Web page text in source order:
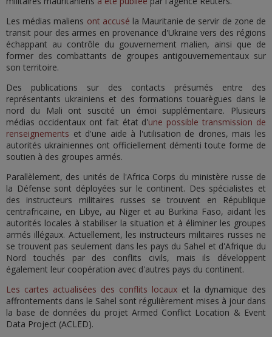
Les médias maliens ont accusé la Mauritanie de servir de zone de
transit pour des armes en provenance d'Ukraine vers des régions
échappant au contrôle du gouvernement malien, ainsi que de
former des combattants de groupes antigouvernementaux sur
son territoire.
Des publications sur des contacts présumés entre des
représentants ukrainiens et des formations touarègues dans le
nord du Mali ont suscité un émoi supplémentaire. Plusieurs
médias occidentaux ont fait état d'une possible transmission de
renseignements et d'une aide à l'utilisation de drones, mais les
autorités ukrainiennes ont officiellement démenti toute forme de
soutien à des groupes armés.
Parallèlement, des unités de l'Africa Corps du ministère russe de
la Défense sont déployées sur le continent. Des spécialistes et
des instructeurs militaires russes se trouvent en République
centrafricaine, en Libye, au Niger et au Burkina Faso, aidant les
autorités locales à stabiliser la situation et à éliminer les groupes
armés illégaux. Actuellement, les instructeurs militaires russes ne
se trouvent pas seulement dans les pays du Sahel et d'Afrique du
Nord touchés par des conflits civils, mais ils développent
également leur coopération avec d'autres pays du continent.
Les cartes actualisées des conflits locaux et la dynamique des
affrontements dans le Sahel sont régulièrement mises à jour dans
la base de données du projet Armed Conflict Location & Event
Data Project (ACLED).